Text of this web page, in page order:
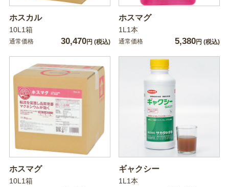
ホスカル
10L1箱
通常価格 30,470円 (税込)
ホスマグ
1L1本
通常価格 5,380円 (税込)
ホスマグ
10L1箱
ギャクシー
1L1本